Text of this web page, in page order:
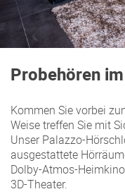
Probehören
Kommen Sie vorbei
Weise treffen Sie mit
Unser Palazzo-
ausgestattete
Dolby-Atmos-
3D-Theater.